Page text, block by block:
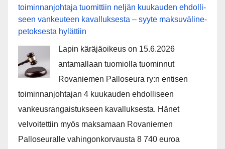
toiminnanjohtaja tuo­mit­tiin neljän kuu­kau­den eh­dol­li­
seen van­keu­teen ka­val­luk­ses­ta – syyte mak­su­vä­li­ne­
pe­tok­ses­ta hy­lät­tiin
Lapin käräjäoikeus on 15.6.2026
antamallaan tuomiolla tuominnut
Rovaniemen Palloseura ry:n entisen
toiminnanjohtajan 4 kuukauden ehdolliseen
vankeusrangaistukseen kavalluksesta. Hänet
velvoitettiin myös maksamaan Rovaniemen
Palloseuralle vahingonkorvausta 8 740 euroa